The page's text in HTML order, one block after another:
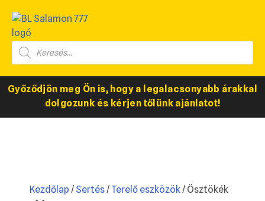
Győződjön meg Ön is, hogy a legalacsonyabb árakkal
dolgozunk és kérjen tőlünk ajánlatot!
Kezdőlap / Sertés/ Terelő eszközök/ Ösztökék